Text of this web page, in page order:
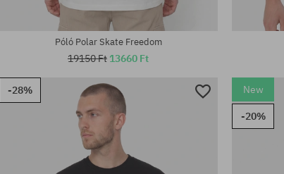
Elérhető méretek:
Elérhető
S; M; L
Póló Polar Skate Freedom
19150 Ft 13660 Ft
-28%
New
-20%